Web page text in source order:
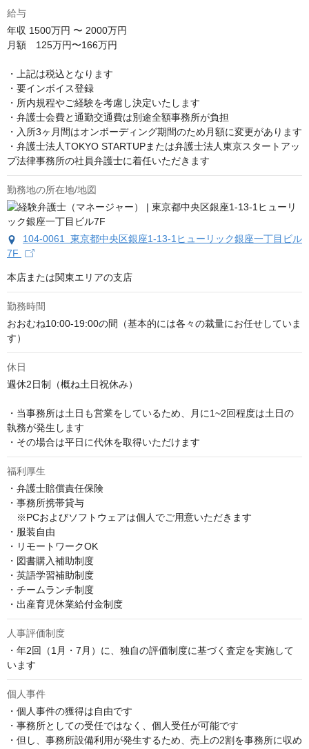
給与
年収 1500万円 〜 2000万円
月額　125万円〜166万円
・上記は税込となります
・要インボイス登録
・所内規程やご経験を考慮し決定いたします
・弁護士会費と通勤交通費は別途全額事務所が負担
・入所3ヶ月間はオンボーディング期間のため月額に変更があります
・弁護士法人TOKYO STARTUPまたは弁護士法人東京スタートアッ
プ法律事務所の社員弁護士に着任いただきます
勤務地の所在地/地図
104-0061 東京都中央区銀座1-13-1ヒューリック銀座一丁目ビル
7F
本店または関東エリアの支店
勤務時間
おおむね10:00-19:00の間（基本的には各々の裁量にお任せしていま
す）
休日
週休2日制（概ね土日祝休み）
・当事務所は土日も営業をしているため、月に1~2回程度は土日の
執務が発生します
・その場合は平日に代休を取得いただけます
福利厚生
・弁護士賠償責任保険
・事務所携帯貸与
※PCおよびソフトウェアは個人でご用意いただきます
・服装自由
・リモートワークOK
・図書購入補助制度
・英語学習補助制度
・チームランチ制度
・出産育児休業給付金制度
人事評価制度
・年2回（1月・7月）に、独自の評価制度に基づく査定を実施して
います
個人事件
・個人事件の獲得は自由です
・事務所としての受任ではなく、個人受任が可能です
・但し、事務所設備利用が発生するため、売上の2割を事務所に収め